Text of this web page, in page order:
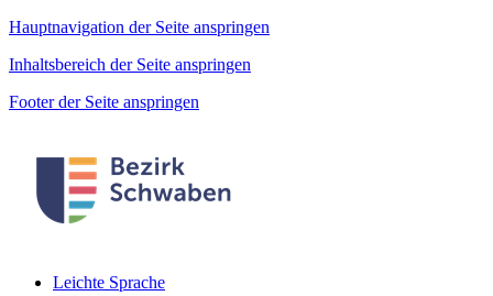
Hauptnavigation der Seite anspringen
Inhaltsbereich der Seite anspringen
Footer der Seite anspringen
Leichte Sprache